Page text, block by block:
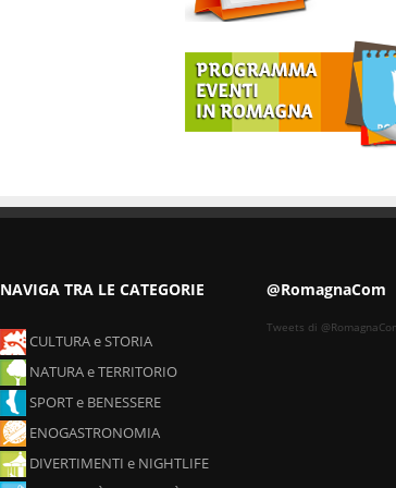
NAVIGA TRA LE CATEGORIE
CULTURA e STORIA
NATURA e TERRITORIO
SPORT e BENESSERE
ENOGASTRONOMIA
DIVERTIMENTI e NIGHTLIFE
@RomagnaCom
Tweets di